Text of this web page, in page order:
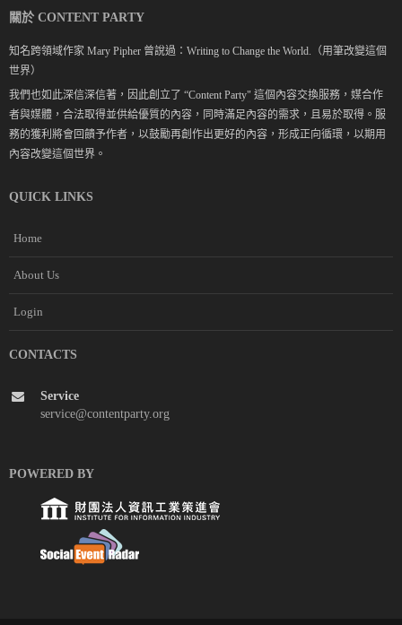
關於 CONTENT PARTY
知名跨領域作家 Mary Pipher 曾說過：Writing to Change the World.（用筆改變這個
世界）
我們也如此深信深信著，因此創立了 “Content Party" 這個內容交換服務，媒合作
者與媒體，合法取得並供給優質的內容，同時滿足內容的需求，且易於取得。服
務的獲利將會回饋予作者，以鼓勵再創作出更好的內容，形成正向循環，以期用
內容改變這個世界。
QUICK LINKS
Home
About Us
Login
CONTACTS
Service
service@contentparty.org
POWERED BY